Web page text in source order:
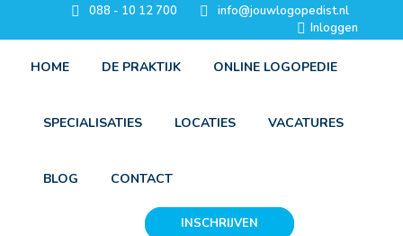
088 - 10 12 700
info@jouwlogopedist.nl
Inloggen
HOME DE PRAKTIJK ONLINE LOGOPEDIE
SPECIALISATIES LOCATIES VACATURES
BLOG CONTACT
INSCHRIJVEN